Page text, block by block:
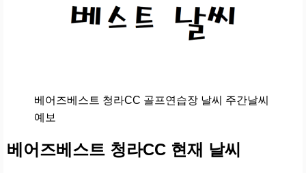
베어즈베스트 청라CC 골프연습장 날씨 주간날씨
예보
베어즈베스트 청라CC 현재 날씨